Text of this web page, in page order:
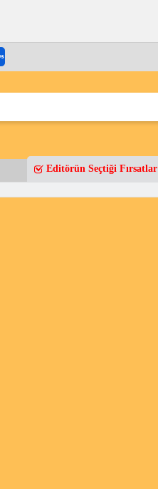
Editörün Seçtiği Fırsatlar